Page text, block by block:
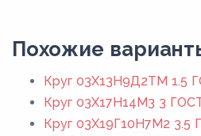
Похожие
Круг 03Х13Н9Д2ТМ 1.5
Круг 03Х17Н14М3 3
Круг 03Х19Г10Н7М2 3.5